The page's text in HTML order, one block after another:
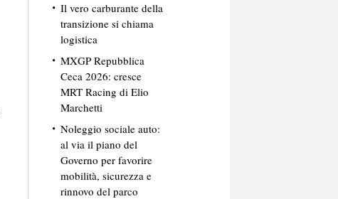
Il vero carburante della
transizione si chiama
logistica
MXGP Repubblica
Ceca 2026: cresce
MRT Racing di Elio
Marchetti
Noleggio sociale auto:
al via il piano del
Governo per favorire
mobilità, sicurezza e
rinnovo del parco